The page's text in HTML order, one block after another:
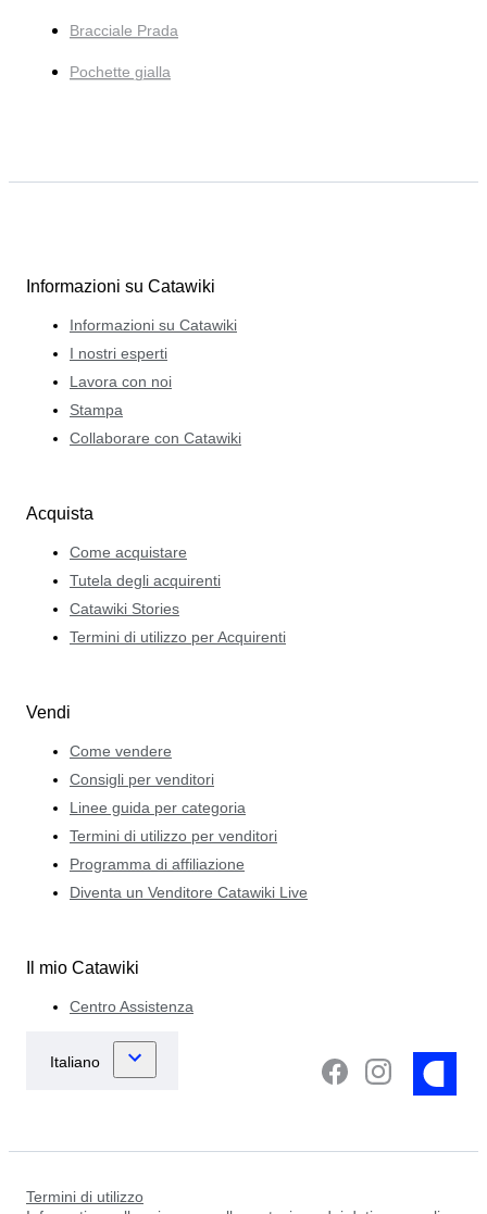
Bracciale Prada
Pochette gialla
Informazioni su Catawiki
Informazioni su Catawiki
I nostri esperti
Lavora con noi
Stampa
Collaborare con Catawiki
Acquista
Come acquistare
Tutela degli acquirenti
Catawiki Stories
Termini di utilizzo per Acquirenti
Vendi
Come vendere
Consigli per venditori
Linee guida per categoria
Termini di utilizzo per venditori
Programma di affiliazione
Diventa un Venditore Catawiki Live
Il mio Catawiki
Centro Assistenza
Termini di utilizzo